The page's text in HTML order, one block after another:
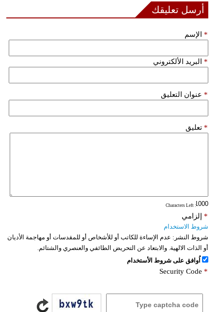
وتكنولوجيا
أرسل تعليقك
الإسم *
البريد الألكتروني *
عنوان التعليق *
تعليق *
: Characters Left
إلزامي *
شروط الاستخدام
شروط النشر: عدم الإساءة للكاتب أو للأشخاص أو للمقدسات أو مهاجمة الأديان
أو الذات الالهية. والابتعاد عن التحريض الطائفي والعنصري والشتائم.
اُوافق على شروط الأستخدام
Security Code *